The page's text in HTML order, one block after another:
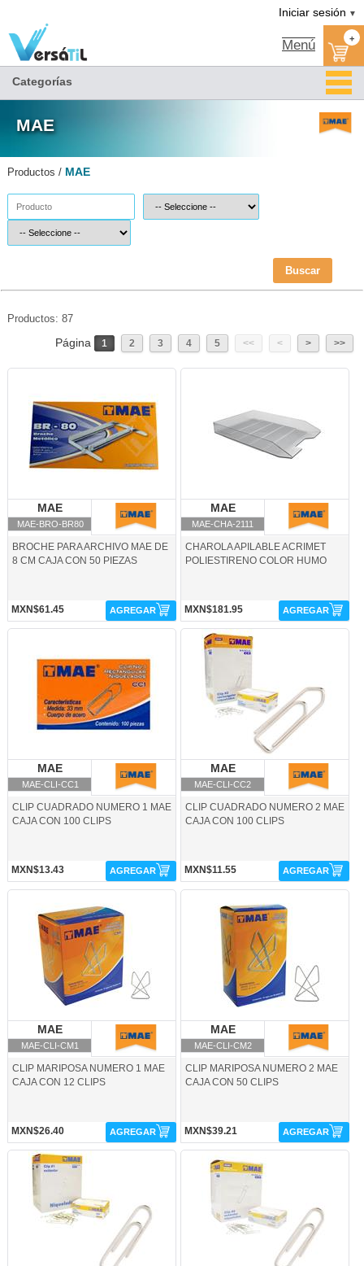
Iniciar sesión ▼
Menú +
Categorías
MAE
Productos / MAE
Buscar
Productos: 87
Página 1 2 3 4 5 << < > >>
MAE
MAE-BRO-BR80
BROCHE PARA ARCHIVO MAE DE
8 CM CAJA CON 50 PIEZAS
MXN$61.45 AGREGAR
MAE
MAE-CHA-2111
CHAROLA APILABLE ACRIMET
POLIESTIRENO COLOR HUMO
MXN$181.95 AGREGAR
MAE
MAE-CLI-CC1
CLIP CUADRADO NUMERO 1 MAE
CAJA CON 100 CLIPS
MXN$13.43 AGREGAR
MAE-CLI-CC2-MAE
MAE
MAE-CLI-CC2
CLIP CUADRADO NUMERO 2 MAE
CAJA CON 100 CLIPS
MXN$11.55 AGREGAR
MAE
MAE-CLI-CM1
CLIP MARIPOSA NUMERO 1 MAE
CAJA CON 12 CLIPS
MXN$26.40 AGREGAR
MAE
MAE-CLI-CM2
CLIP MARIPOSA NUMERO 2 MAE
CAJA CON 50 CLIPS
MXN$39.21 AGREGAR
MAE-CLI-CS1-MAE